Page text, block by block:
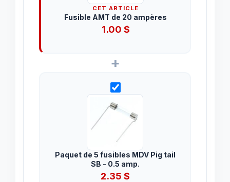
CET ARTICLE
Fusible AMT de 20 ampères
1.00 $
+
Paquet de 5 fusibles MDV Pig tail
SB - 0.5 amp.
2.35 $